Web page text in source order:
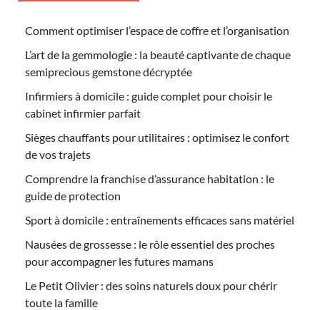
Comment optimiser l’espace de coffre et l’organisation
L’art de la gemmologie : la beauté captivante de chaque
semiprecious gemstone décryptée
Infirmiers à domicile : guide complet pour choisir le
cabinet infirmier parfait
Sièges chauffants pour utilitaires : optimisez le confort
de vos trajets
Comprendre la franchise d’assurance habitation : le
guide de protection
Sport à domicile : entraînements efficaces sans matériel
Nausées de grossesse : le rôle essentiel des proches
pour accompagner les futures mamans
Le Petit Olivier : des soins naturels doux pour chérir
toute la famille